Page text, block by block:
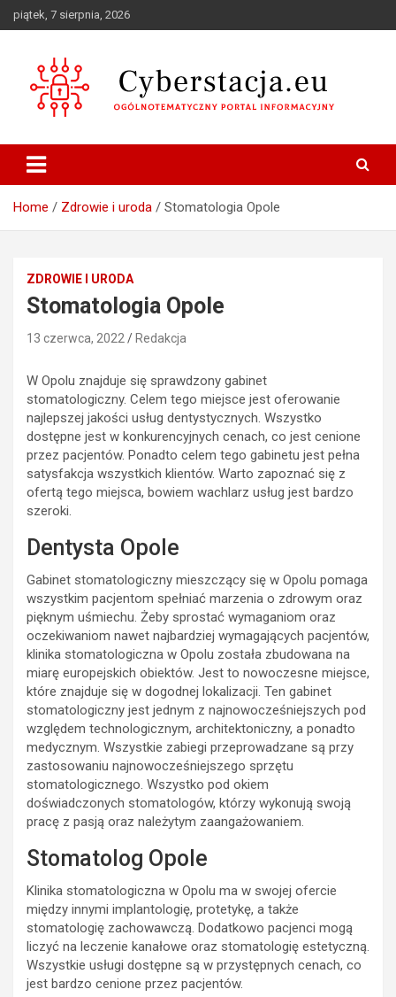
Skip
to
piątek, 7 sierpnia, 2026
Cyberstacja.eu
Home Zdrowie i uroda Stomatologia Opole
ZDROWIE I URODA
Stomatologia Opole
13 czerwca, 2022 Redakcja
W Opolu znajduje się sprawdzony gabinet
stomatologiczny. Celem tego miejsce jest oferowanie
najlepszej jakości usług dentystycznych. Wszystko
dostępne jest w konkurencyjnych cenach, co jest cenione
przez pacjentów. Ponadto celem tego gabinetu jest pełna
satysfakcja wszystkich klientów. Warto zapoznać się z
ofertą tego miejsca, bowiem wachlarz usług jest bardzo
szeroki.
Dentysta Opole
Gabinet stomatologiczny mieszczący się w Opolu pomaga
wszystkim pacjentom spełniać marzenia o zdrowym oraz
pięknym uśmiechu. Żeby sprostać wymaganiom oraz
oczekiwaniom nawet najbardziej wymagających pacjentów,
klinika stomatologiczna w Opolu została zbudowana na
miarę europejskich obiektów. Jest to nowoczesne miejsce,
które znajduje się w dogodnej lokalizacji. Ten gabinet
stomatologiczny jest jednym z najnowocześniejszych pod
względem technologicznym, architektoniczny, a ponadto
medycznym. Wszystkie zabiegi przeprowadzane są przy
zastosowaniu najnowocześniejszego sprzętu
stomatologicznego. Wszystko pod okiem
doświadczonych stomatologów, którzy wykonują swoją
pracę z pasją oraz należytym zaangażowaniem.
Stomatolog Opole
Klinika stomatologiczna w Opolu ma w swojej ofercie
między innymi implantologię, protetykę, a także
stomatologię zachowawczą. Dodatkowo pacjenci mogą
liczyć na leczenie kanałowe oraz stomatologię estetyczną.
Wszystkie usługi dostępne są w przystępnych cenach, co
jest bardzo cenione przez pacjentów.